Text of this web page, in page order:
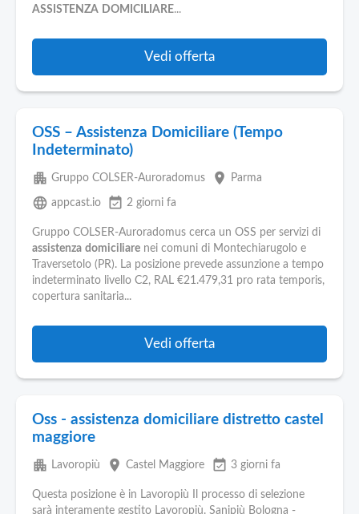
ASSISTENZA DOMICILIARE...
Vedi offerta
OSS – Assistenza Domiciliare (Tempo
Indeterminato)
apartment Gruppo COLSER-Auroradomus place Parma
language appcast.io event_available 2 giorni fa
Gruppo COLSER-Auroradomus cerca un OSS per servizi di
assistenza domiciliare nei comuni di Montechiarugolo e
Traversetolo (PR). La posizione prevede assunzione a tempo
indeterminato livello C2, RAL €21.479,31 pro rata temporis,
copertura sanitaria...
Vedi offerta
Oss - assistenza domiciliare distretto castel
maggiore
apartment Lavoropiù place Castel Maggiore event_available 3 giorni fa
Questa posizione è in Lavoropiù Il processo di selezione
sarà interamente gestito Lavoropiù. Sanipiù Bologna -